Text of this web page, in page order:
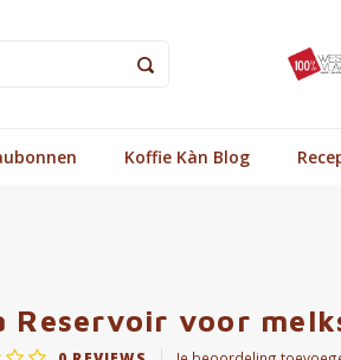
Koffie Kàn Blog
Reservoir voor